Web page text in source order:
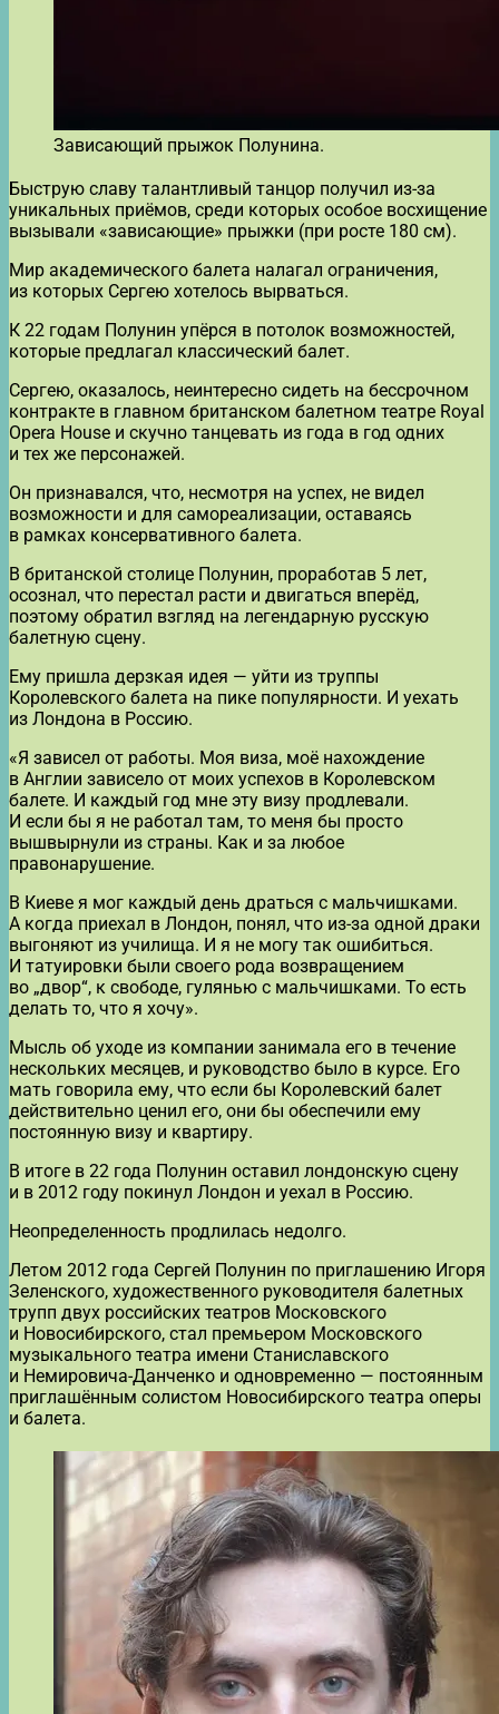
Зависающий прыжок Полунина.
Быструю славу талантливый танцор получил из-за
уникальных приёмов, среди которых особое восхищение
вызывали «зависающие» прыжки (при росте 180 см).
Мир академического балета налагал ограничения,
из которых Сергею хотелось вырваться.
К 22 годам Полунин упёрся в потолок возможностей,
которые предлагал классический балет.
Сергею, оказалось, неинтересно сидеть на бессрочном
контракте в главном британском балетном театре Royal
Opera House и скучно танцевать из года в год одних
и тех же персонажей.
Он признавался, что, несмотря на успех, не видел
возможности и для самореализации, оставаясь
в рамках консервативного балета.
В британской столице Полунин, проработав 5 лет,
осознал, что перестал расти и двигаться вперёд,
поэтому обратил взгляд на легендарную русскую
балетную сцену.
Ему пришла дерзкая идея — уйти из труппы
Королевского балета на пике популярности. И уехать
из Лондона в Россию.
«Я зависел от работы. Моя виза, моё нахождение
в Англии зависело от моих успехов в Королевском
балете. И каждый год мне эту визу продлевали.
И если бы я не работал там, то меня бы просто
вышвырнули из страны. Как и за любое
правонарушение.
В Киеве я мог каждый день драться с мальчишками.
А когда приехал в Лондон, понял, что из-за одной драки
выгоняют из училища. И я не могу так ошибиться.
И татуировки были своего рода возвращением
во „двор“, к свободе, гулянью с мальчишками. То есть
делать то, что я хочу».
Мысль об уходе из компании занимала его в течение
нескольких месяцев, и руководство было в курсе. Его
мать говорила ему, что если бы Королевский балет
действительно ценил его, они бы обеспечили ему
постоянную визу и квартиру.
В итоге в 22 года Полунин оставил лондонскую сцену
и в 2012 году покинул Лондон и уехал в Россию.
Неопределенность продлилась недолго.
Летом 2012 года Сергей Полунин по приглашению Игоря
Зеленского, художественного руководителя балетных
трупп двух российских театров Московского
и Новосибирского, стал премьером Московского
музыкального театра имени Станиславского
и Немировича-Данченко и одновременно — постоянным
приглашённым солистом Новосибирского театра оперы
и балета.